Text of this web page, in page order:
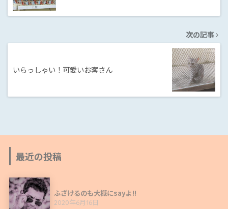
次の記事
いらっしゃい！可愛いお客さん
最近の投稿
ふざけるのも大概にsayよ!!
2020年6月16日